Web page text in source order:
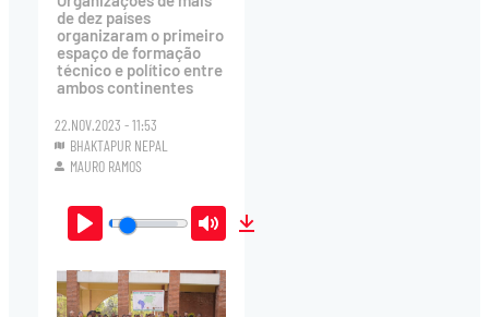
de dez países
organizaram o primeiro
espaço de formação
técnico e político entre
ambos continentes
22.NOV.2023 - 11:53
BHAKTAPUR NEPAL
MAURO RAMOS
Play Mute